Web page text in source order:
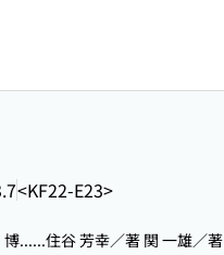
<KF22-E23>
......住谷 芳幸／著 関 一雄／著